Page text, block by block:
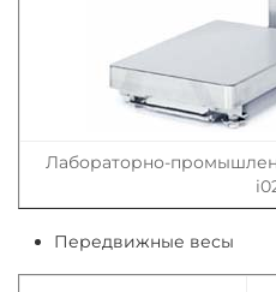
Лабораторно-
Передвижные весы